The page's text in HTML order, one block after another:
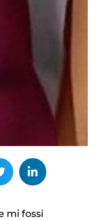
mi fossi